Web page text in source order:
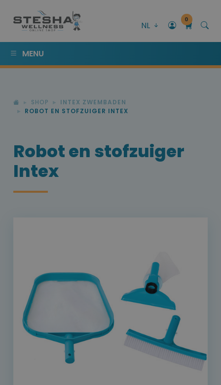
NL
0
MENU
SHOP
INTEX ZWEMBADEN
ROBOT EN STOFZUIGER INTEX
Robot en stofzuiger
Intex